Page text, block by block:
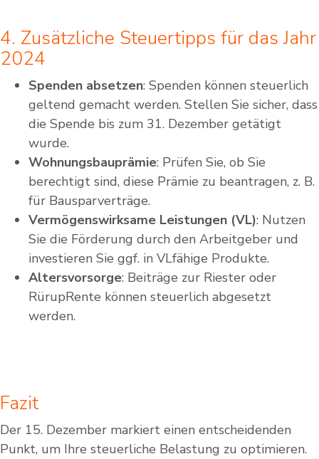
4. Zusätzliche Steuertipps für das Jahr
2024
Spenden absetzen: Spenden können steuerlich
geltend gemacht werden. Stellen Sie sicher, dass
die Spende bis zum 31. Dezember getätigt
wurde.
Wohnungsbauprämie: Prüfen Sie, ob Sie
berechtigt sind, diese Prämie zu beantragen, z. B.
für Bausparverträge.
Vermögenswirksame Leistungen (VL): Nutzen
Sie die Förderung durch den Arbeitgeber und
investieren Sie ggf. in VLfähige Produkte.
Altersvorsorge: Beiträge zur Riester oder
RürupRente können steuerlich abgesetzt
werden.
Fazit
Der 15. Dezember markiert einen entscheidenden
Punkt, um Ihre steuerliche Belastung zu optimieren.